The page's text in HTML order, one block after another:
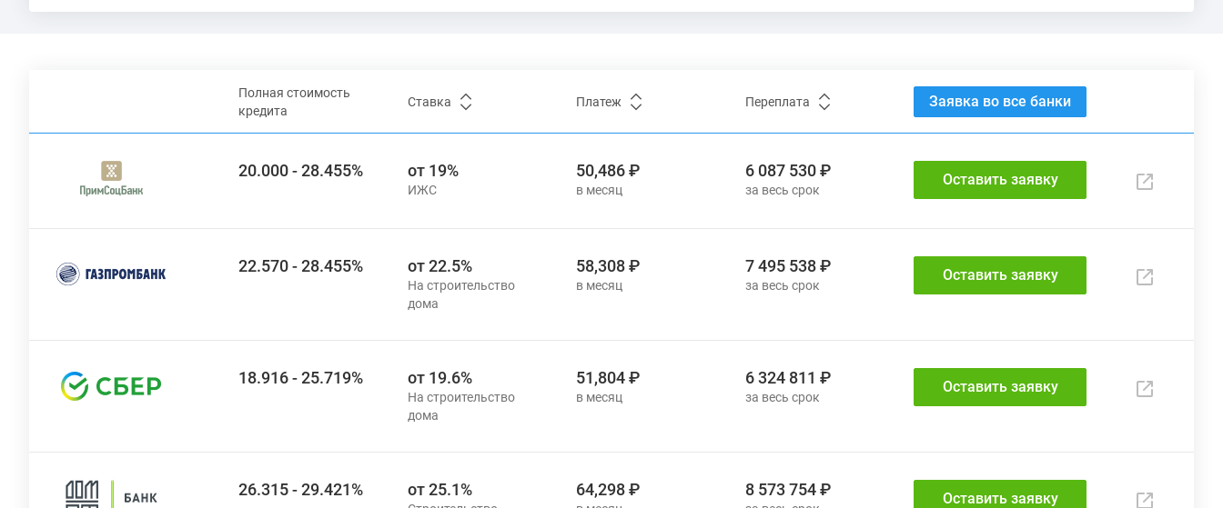
Полная стоимость
кредита
Ставка Платеж Переплата Заявка во все банки
20.000 - 28.455% от 19% 50,486 ₽ 6 087 530 ₽ Оставить заявку
22.570 - 28.455% от 22.5% 58,308 ₽ 7 495 538 ₽ Оставить заявку
18.916 - 25.719% от 19.6% 51,804 ₽ 6 324 811 ₽ Оставить заявку
26.315 - 29.421% от 25.1% 64,298 ₽ 8 573 754 ₽ Оставить заявку